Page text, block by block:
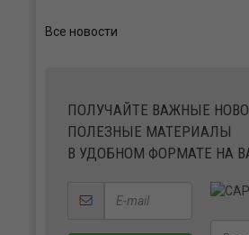
Все новости
ПОЛУЧАЙТЕ ВАЖНЫЕ
ПОЛЕЗНЫЕ МАТЕРИАЛЫ
В УДОБНОМ ФОРМАТЕ НА